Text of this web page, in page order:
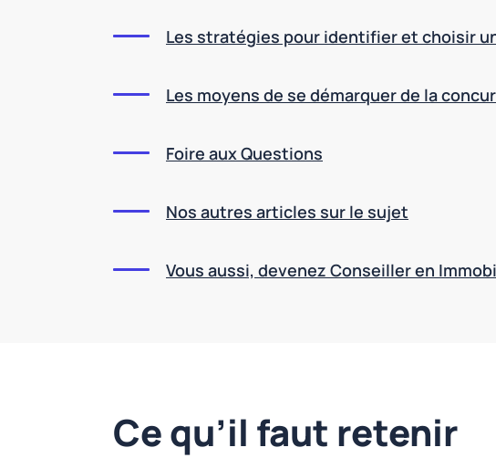
Les stratégies pour identifier et choisir
Les moyens de se démarquer de la
Foire aux Questions
Nos autres articles sur le sujet
Vous aussi, devenez Conseiller en
Ce qu’il faut retenir